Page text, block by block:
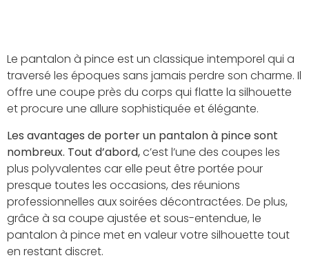
Le pantalon à pince est un classique intemporel qui a
traversé les époques sans jamais perdre son charme. Il
offre une coupe près du corps qui flatte la silhouette
et procure une allure sophistiquée et élégante.
Les avantages de porter un pantalon à pince sont
nombreux. Tout d’abord,c’est l’une des coupes les
plus polyvalentes car elle peut être portée pour
presque toutes les occasions, des réunions
professionnelles aux soirées décontractées. De plus,
grâce à sa coupe ajustée et sous-entendue, le
pantalon à pince met en valeur votre silhouette tout
en restant discret.